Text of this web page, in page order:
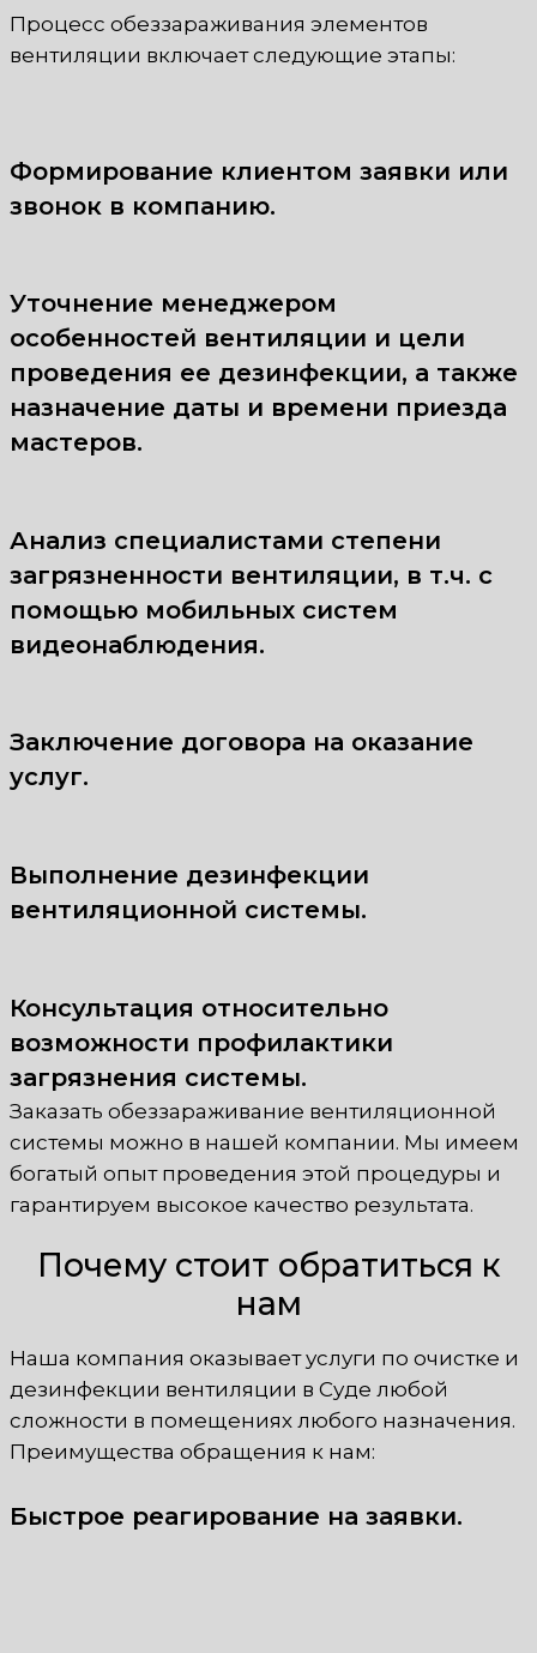
Процесс обеззараживания элементов
вентиляции включает следующие этапы:
Формирование клиентом заявки или
звонок в компанию.
Уточнение менеджером
особенностей вентиляции и цели
проведения ее дезинфекции, а также
назначение даты и времени приезда
мастеров.
Анализ специалистами степени
загрязненности вентиляции, в т.ч. с
помощью мобильных систем
видеонаблюдения.
Заключение договора на оказание
услуг.
Выполнение дезинфекции
вентиляционной системы.
Консультация относительно
возможности профилактики
загрязнения системы.
Заказать обеззараживание вентиляционной
системы можно в нашей компании. Мы имеем
богатый опыт проведения этой процедуры и
гарантируем высокое качество результата.
Почему стоит обратиться к
нам
Наша компания оказывает услуги по очистке и
дезинфекции вентиляции в Суде любой
сложности в помещениях любого назначения.
Преимущества обращения к нам:
Быстрое реагирование на заявки.